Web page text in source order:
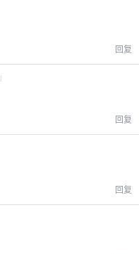
回复
回复
回复